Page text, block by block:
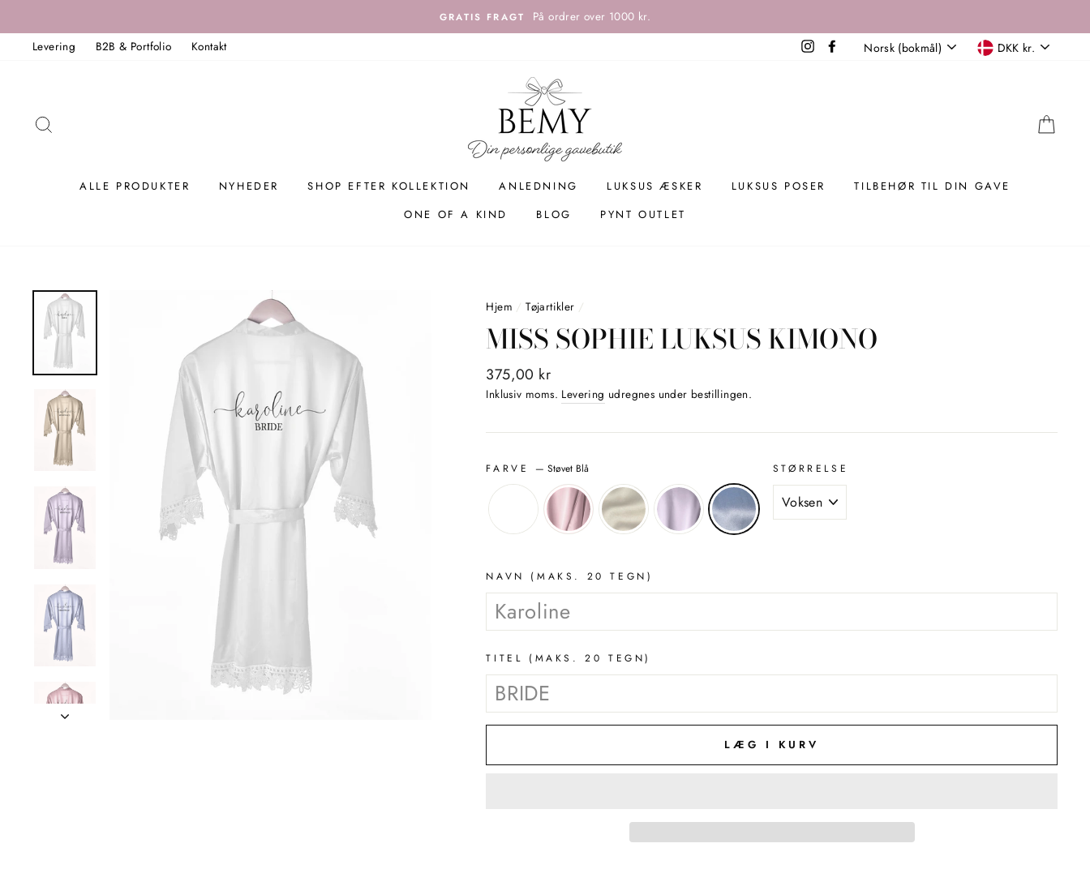
til
indholdet
GRATIS FRAGT
På ordrer over 1000 kr.
Levering
B2B & Portfolio Kontakt InstagramFacebook
SPROG
Norsk (bokmål) VALUTA
DKK kr.
ALLE PRODUKTER NYHEDER SHOP EFTER KOLLEKTION ANLEDNING LUKSUS ÆSKER LUKSUS POSER
TILBEHØR TIL DIN GAVE
ONE OF A KIND
BLOG PYNT OUTLET
Hjem / Tøjartikler /
MISS SOPHIE LUKSUS KIMONO
Normalpris
375,00 kr
Inklusiv moms. Levering udregnes under bestillingen.
FARVE — Støvet Blå STØRRELSE
NAVN (MAKS. 20 TEGN)
TITEL (MAKS. 20 TEGN)
LÆG I KURV